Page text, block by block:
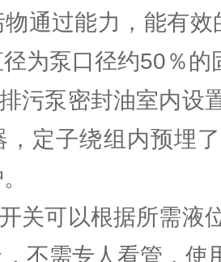
物通过能力，能有
为泵口径约50％的
污泵密封油室内设
，定子绕组内预埋
关可以根据所需液
不需专人看管，使